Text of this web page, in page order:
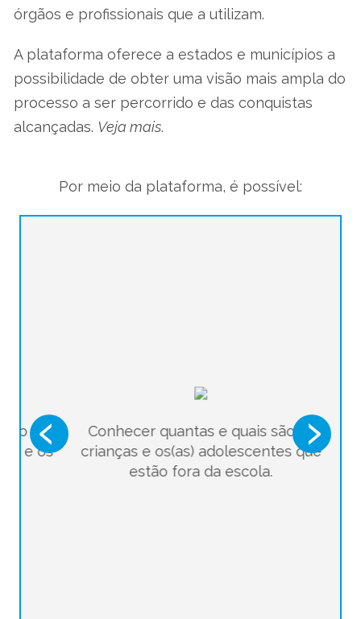
órgãos e profissionais que a utilizam.
A plataforma oferece a estados e municípios a
possibilidade de obter uma visão mais ampla do
processo a ser percorrido e das conquistas
alcançadas. Veja mais.
Por meio da plataforma, é possível:
Conhecer quantas e quais são as
crianças e os(as) adolescentes que
estão fora da escola.
Previous Next